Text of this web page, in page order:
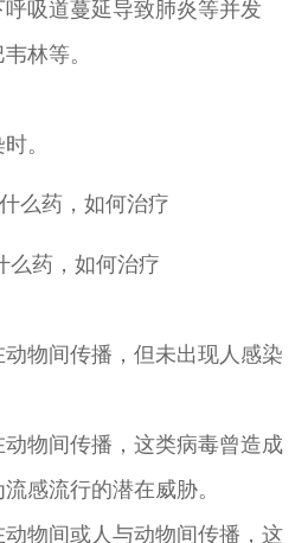
吸道蔓延导致肺炎等并发
林等。
。
么药，如何治疗
物间传播，但未出现人感染
物间传播，这类病毒曾造成
感流行的潜在威胁。
物间或人与动物间传播，这